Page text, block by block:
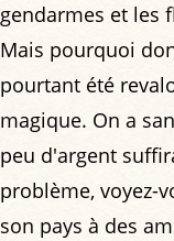
gendarmes et les
Mais pourquoi
pourtant été
magique. On a
peu d'argent
problème, voyez-
son pays à des